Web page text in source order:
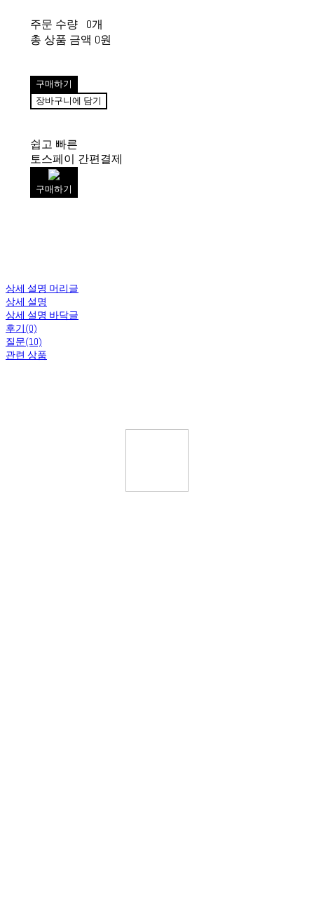
주문 수량
0개
총 상품 금액 0원
구매하기
장바구니에 담기
쉽고 빠른
토스페이 간편결제
구매하기
상세 설명 머리글
상세 설명
상세 설명 바닥글
후기(0)
질문(10)
관련 상품